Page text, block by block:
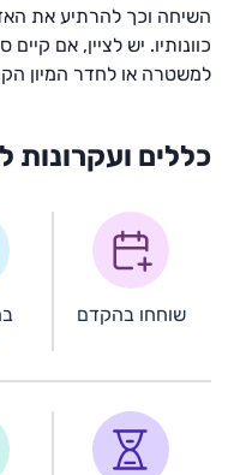
השיחה וכך להרתיע את
כוונותיו. יש לציין, אם
למשטרה או לחדר המיון
כללים ועקרונות
שוחחו בהקדם